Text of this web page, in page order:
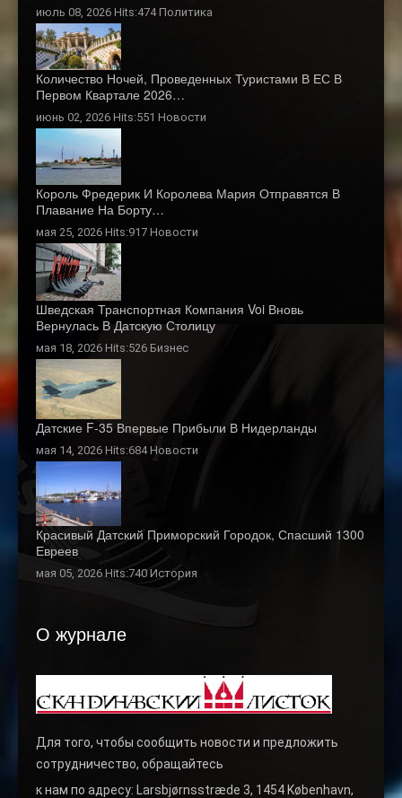
июль 08, 2026 Hits:474Политика
Количество Ночей, Проведенных Туристами В ЕС В
Первом Квартале 2026…
июнь 02, 2026 Hits:551 Новости
Король Фредерик И Королева Мария Отправятся В
Плавание На Борту…
мая 25, 2026 Hits:917 Новости
Шведская Транспортная Компания Voi Вновь
Вернулась В Датскую Столицу
мая 18, 2026 Hits:526 Бизнес
Датские F-35 Впервые Прибыли В Нидерланды
мая 14, 2026 Hits:684Новости
Красивый Датский Приморский Городок, Спасший 1300
Евреев
мая 05, 2026 Hits:740 История
О журнале
Для того, чтобы сообщить новости и предложить
сотрудничество, обращайтесь
к нам по адресу: Larsbjørnsstræde 3, 1454 København,